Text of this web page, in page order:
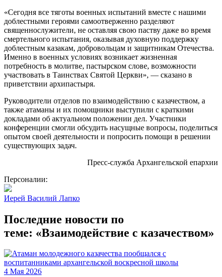
«Сегодня все тяготы военных испытаний вместе с нашими
доблестными героями самоотверженно разделяют
священнослужители, не оставляя свою паству даже во время
смертельного испытания, оказывая духовную поддержку
доблестным казакам, добровольцам и защитникам Отечества.
Именно в военных условиях возникает жизненная
потребность в молитве, пастырском слове, возможности
участвовать в Таинствах Святой Церкви», — сказано в
приветствии архипастыря.
Руководители отделов по взаимодействию с казачеством, а
также атаманы и их помощники выступили с краткими
докладами об актуальном положении дел. Участники
конференции смогли обсудить насущные вопросы, поделиться
опытом своей деятельности и попросить помощи в решении
существующих задач.
Пресс-служба Архангельской епархии
Персоналии:
Иерей Василий Лапко
Последние новости по
теме: «Взаимодействие с казачеством»
4 Мая 2026